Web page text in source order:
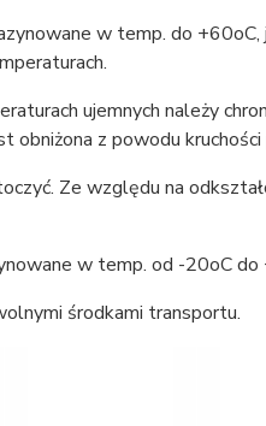
w temp. do
ujemnych należy
obniżona z powodu
Ze względu na
w temp. od -20oC do
środkami transportu.